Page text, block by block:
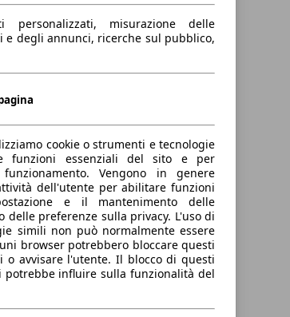
personalizzati, misurazione delle
e degli annunci, ricerche sul pubblico,
cookie o strumenti e tecnologie
funzioni essenziali del sito e per
Vengono in genere
dell'utente per abilitare funzioni
e il mantenimento delle
delle preferenze sulla privacy. L'uso di
simili non può normalmente essere
browser potrebbero bloccare questi
o avvisare l'utente. Il blocco di questi
potrebbe influire sulla funzionalità del